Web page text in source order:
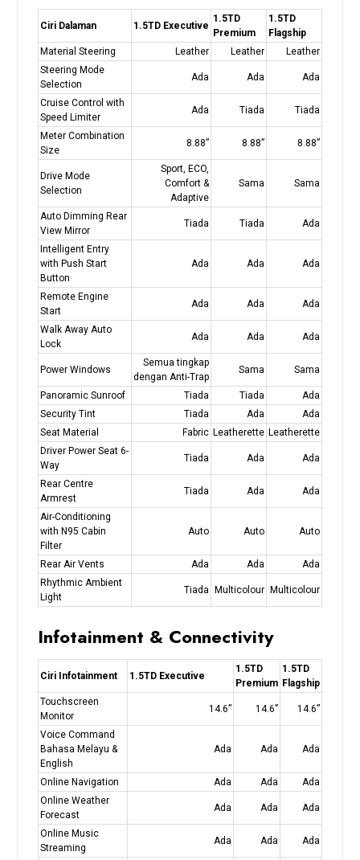
Ciri Dalaman 1.5TD Executive
1.5TD
Premium
1.5TD
Flagship
Material Steering
Leather Leather
Leather
Steering Mode
Selection
Ada Ada Ada
Cruise Control with
Speed Limiter
Ada Tiada Tiada
Meter Combination
Size
8.88” 8.88” 8.88”
Drive Mode
Selection
Sport, ECO,
Comfort &
Adaptive
Sama Sama
Auto Dimming Rear
View Mirror
Tiada Tiada Ada
Intelligent Entry
with Push Start
Button
Ada Ada Ada
Remote Engine
Start
Ada Ada Ada
Walk Away Auto
Lock
Ada Ada Ada
Power Windows
Semua tingkap
dengan Anti-Trap
Sama Sama
Panoramic Sunroof Tiada Tiada
Ada
Security Tint
Tiada Ada
Ada
Seat Material
Fabric Leatherette Leatherette
Driver Power Seat 6-
Way
Tiada Ada Ada
Rear Centre
Armrest
Tiada Ada Ada
Air-Conditioning
with N95 Cabin
Filter
Auto Auto Auto
Rear Air Vents Ada Ada
Ada
Rhythmic Ambient
Light
Tiada Multicolour Multicolour
Infotainment & Connectivity
Ciri Infotainment 1.5TD Executive
1.5TD
Premium
1.5TD
Flagship
Touchscreen
Monitor
14.6” 14.6” 14.6”
Voice Command
Bahasa Melayu &
English
Ada Ada Ada
Online Navigation Ada Ada
Ada
Online Weather
Forecast
Ada Ada Ada
Online Music
Streaming
Ada Ada Ada